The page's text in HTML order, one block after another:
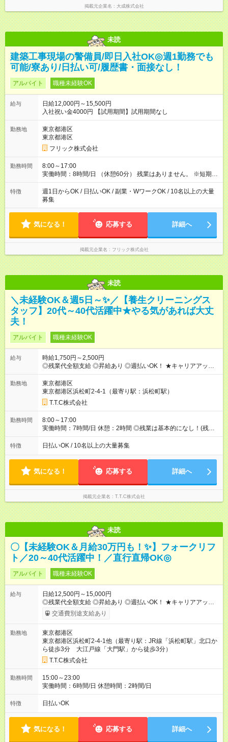
掲載元企業名 大成株式会社
未読
建築工事現場の警備員/即日入社OK◎週1勤務でも
可能/寮あり/日払い可/履歴書・面接なし！
アルバイト 職種未経験OK
給与
日給12,000円～15,500円
入社祝い金4000円 【試用期間】試用期間なし
勤務地
東京都港区
東京都港区
フリック株式会社
勤務時間
8:00～17:00
実働時間：8時間/日 （休憩60分） 残業はありません。 ※短期の
募集は行っておりません。予めご了承くださいませ。
特徴
週1日からOK / 日払いOK / 副業・WワークOK / 10名以上の大量
募集
気になる！ 応募する 詳細へ
掲載元企業名 フリック株式会社
未読
＼未経験OK＆週5日～✨／【養生クリーニングス
タッフ】20代～40代活躍中★やる気があれば大丈
夫！
アルバイト 職種未経験OK
給与
時給1,750円～2,500円
◎残業代全額支給 ◎昇給あり ◎週払いOK！ ★キャリアアップの
一例★ ・一般作業員 ：1年目 月収31万 ・作業長(サブリー
ダー)：3年目 月収35万 ・職長(リーダー) ：5年目 月収42万
【試用期間】試用期間なし
勤務地
東京都港区
東京都港区浜松町2-4-1（最寄り駅：浜松町駅）
T.T.C株式会社
勤務時間
8:00～17:00
実働時間：7時間/日 休憩：2時間 ◎残業は基本的になし！(残業
あった場合は全額支給します) ◎平日のみOK ◎週4日以上OK ◎
即日勤務OK ◎友達と応募OK
特徴 日払いOK / 10名以上の大量募集
気になる！ 応募する 詳細へ
掲載元企業名 T.T.C株式会社
未読
〇【未経験OK＆月給30万円も！✨】フォークリフ
ト／20～40代活躍中！／直行直帰OK◎
アルバイト 職種未経験OK
給与
日給12,500円～15,000円
◎残業代全額支給 ◎昇給あり ◎週払いOK！ ★キャリアアップの
一例★ ・一般作業員 ：1年目 月収31万 ・作業長(サブリー
ダー)：3年目 月収35万 ・職長(リーダー) ：5年目 月収42万
給与は本採用時と同じです。
交通費別途支給あり
勤務地
東京都港区
東京都港区浜松町2-4-1他（最寄り駅：JR線「浜松町駅」北口か
ら徒歩3分 大江戸線「大門駅」から徒歩3分）
T.T.C株式会社
勤務時間
15:00～23:00
実働時間：6時間/日 休憩時間：2時間/日
特徴 日払いOK
気になる！ 応募する 詳細へ